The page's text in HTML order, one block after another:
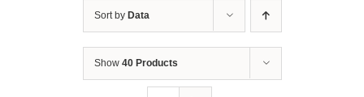
Sort by Data
Show 40 Products